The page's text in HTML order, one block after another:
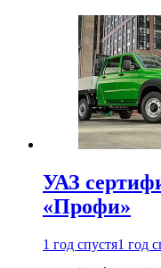
УАЗ
«Профи»
1 год спустя1 год